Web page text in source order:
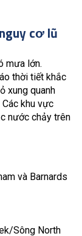
cơ lũ
mưa lớn.
thời tiết khắc
xung quanh
khu vực
nước chảy trên
và Barnards
Sông North